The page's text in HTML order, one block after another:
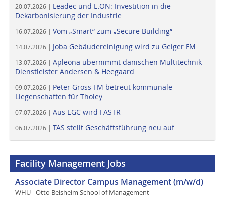
20.07.2026 | Leadec und E.ON: Investition in die
Dekarbonisierung der Industrie
16.07.2026 | Vom „Smart“ zum „Secure Building“
14.07.2026 | Joba Gebäudereinigung wird zu Geiger FM
13.07.2026 | Apleona übernimmt dänischen Multitechnik-
Dienstleister Andersen & Heegaard
09.07.2026 | Peter Gross FM betreut kommunale
Liegenschaften für Tholey
07.07.2026 | Aus EGC wird FASTR
06.07.2026 | TAS stellt Geschäftsführung neu auf
Facility Management Jobs
Associate Director Campus Management (m/w/d)
WHU - Otto Beisheim School of Management